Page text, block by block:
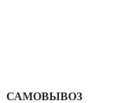
САМОВЫВОЗ